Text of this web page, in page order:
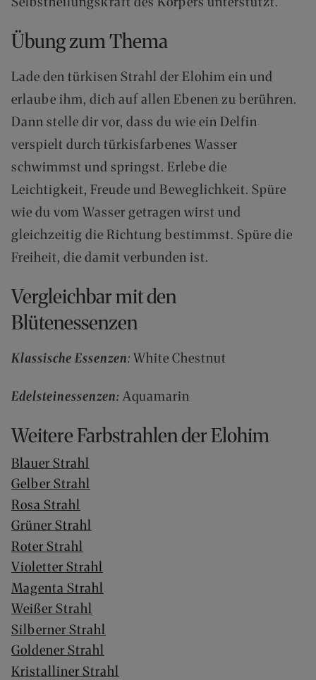
Übung zum Thema
Lade den türkisen Strahl der Elohim ein und
erlaube ihm, dich auf allen Ebenen zu berühren.
Dann stelle dir vor, dass du wie ein Delfin
verspielt durch türkisfarbenes Wasser
schwimmst und springst. Erlebe die
Leichtigkeit, Freude und Beweglichkeit. Spüre
wie du vom Wasser getragen wirst und
gleichzeitig die Richtung bestimmst. Spüre die
Freiheit, die damit verbunden ist.
Vergleichbar mit den
Blütenessenzen
Klassische Essenzen: White Chestnut
Edelsteinessenzen: Aquamarin
Weitere Farbstrahlen der Elohim
Blauer Strahl
Gelber Strahl
Rosa Strahl
Grüner Strahl
Roter Strahl
Violetter Strahl
Magenta Strahl
Weißer Strahl
Silberner Strahl
Goldener Strahl
Kristalliner Strahl